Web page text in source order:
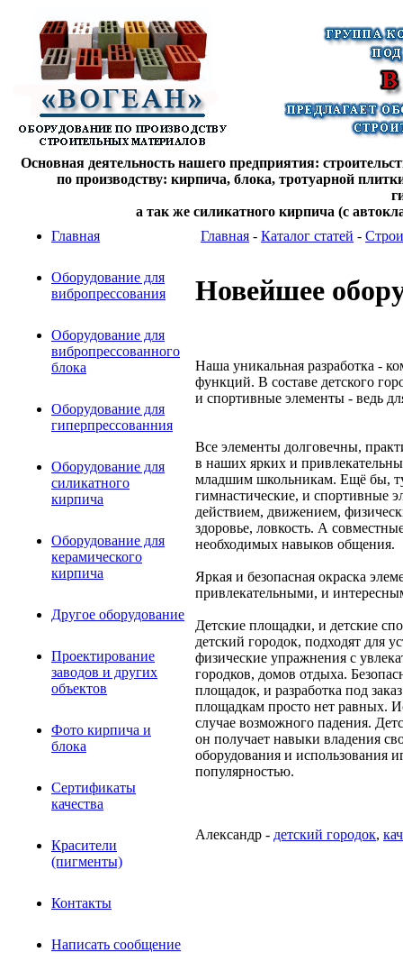
Основная деятельность нашего предприятия:
по производству: кирпича, блока, тротуарной
а так же силикатного кирпича (с
Главная
Оборудование для
вибропрессования
Оборудование для
вибропрессованного
блока
Оборудование для
гиперпрессованния
Оборудование для
силикатного
кирпича
Оборудование для
керамического
кирпича
Другое оборудование
Проектирование
заводов и других
объектов
Фото кирпича и
блока
Сертификаты
качества
Красители
(пигменты)
Контакты
Написать сообщение
Главная - Каталог статей -
Новейшее
Наша уникальная разработка -
функций. В составе детского
и спортивные элементы - ведь
Все элементы долговечны,
в наших ярких и
младшим школьникам. Ещё бы,
гимнастические, и спортивные
действием, движением,
здоровье, ловкость. А
необходимых навыков общения.
Яркая и безопасная окраска
привлекательными, и
Детские площадки, и детские
детский городок, подходят для
физические упражнения с
городков, домов отдыха.
площадок, и разработка под
площадкам просто нет равных.
случае возможного падения.
он получает навыки владения
оборудования и использования
популярностью.
Александр - детский городок,